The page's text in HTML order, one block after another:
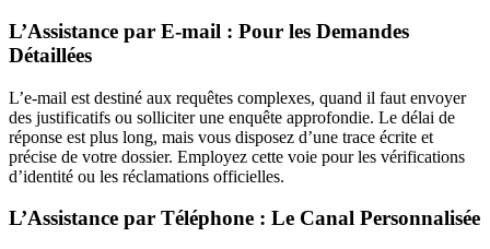
L’Assistance par E-mail : Pour les Demandes
Détaillées
L’e-mail est destiné aux requêtes complexes, quand il faut envoyer
des justificatifs ou solliciter une enquête approfondie. Le délai de
réponse est plus long, mais vous disposez d’une trace écrite et
précise de votre dossier. Employez cette voie pour les vérifications
d’identité ou les réclamations officielles.
L’Assistance par Téléphone : Le Canal Personnalisée